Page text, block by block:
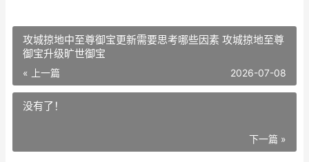
攻城掠地中至尊御宝更新需要思考哪些因素 攻城掠地至尊
御宝升级旷世御宝
« 上一篇 2026-07-08
没有了！
下一篇 »